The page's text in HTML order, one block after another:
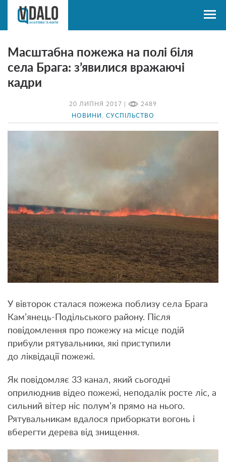
20 ЛИПНЯ 2017 | 2489
НОВИНИ СУСПІЛЬСТВО
Масштабна пожежа на полі біля
села Брага: з’явилися вражаючі
кадри
У вівторок сталася пожежа поблизу села Брага
Кам’янець-Подільського району. Після
повідомлення про пожежу на місце подій
прибули рятувальники, які приступили
до ліквідації пожежі.
Як повідомляє 33 канал, який сьогодні
оприлюднив відео пожежі, неподалік росте ліс, а
сильний вітер ніс полум’я прямо на нього.
Рятувальникам вдалося приборкати вогонь і
вберегти дерева від знищення.